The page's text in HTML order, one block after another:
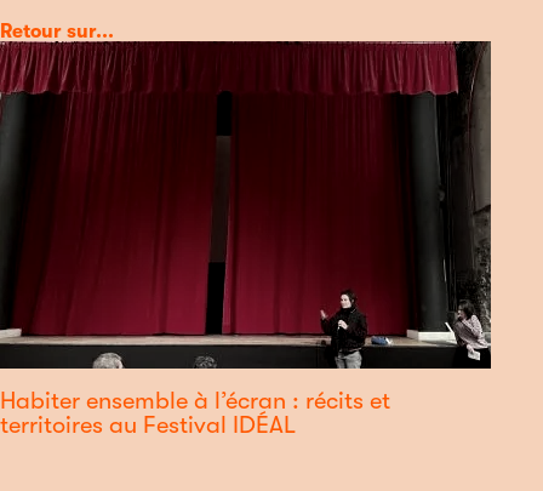
Catégorie
Retour sur...
Habiter ensemble à l’écran : récits et
territoires au Festival IDÉAL